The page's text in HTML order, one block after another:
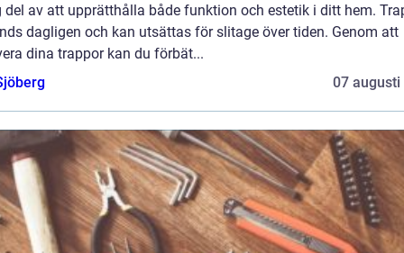
del av att upprätthålla både funktion och estetik i ditt hem.
dagligen och kan utsättas för slitage över tiden. Genom att
dina trappor kan du förbät...
07 augusti